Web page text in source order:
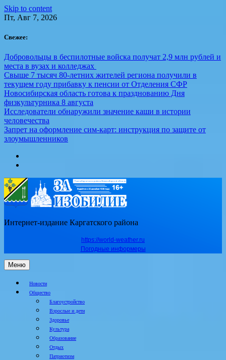
Skip to content
Пт, Авг 7, 2026
Свежее:
Добровольцы в беспилотные войска получат 2,9 млн рублей и
места в вузах и колледжах
Свыше 7 тысяч 80-летних жителей региона получили в
текущем году прибавку к пенсии от Отделения СФР
Новосибирская область готова к празднованию Дня
физкультурника 8 августа
Исследователи обнаружили значение каши в истории
человечества
Запрет на оформление сим-карт: инструкция по защите от
злоумышленников
Интернет-издание Каргатского района
https://world-weather.ru
Погодные информеры
Меню
Новости
Общество
Благоустройство
Взрослые и дети
Здоровье
Культура
Образование
Отдых
Патриотизм